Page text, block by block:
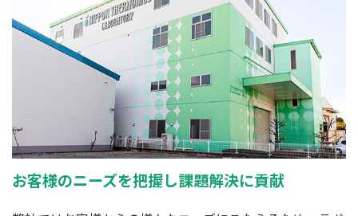
お客様のニーズを把握し課題解決に貢献